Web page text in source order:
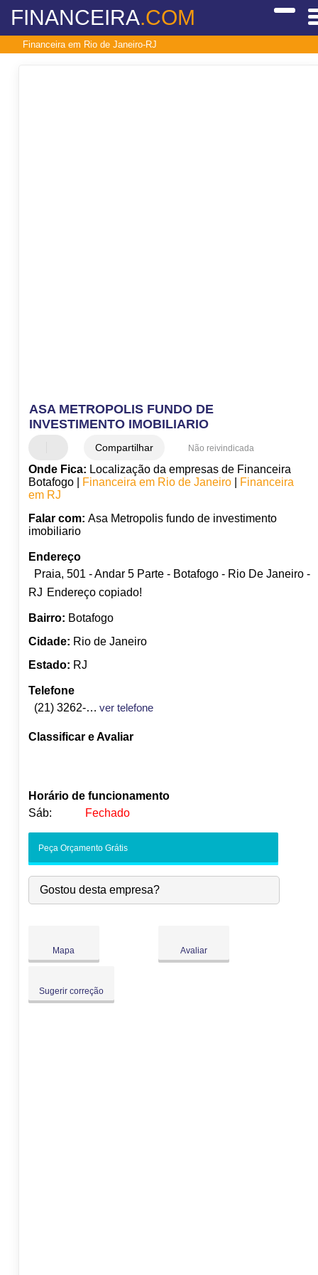
FINANCEIRA.COM
Financeira em Rio de Janeiro-RJ
ASA METROPOLIS FUNDO DE
INVESTIMENTO IMOBILIARIO
Compartilhar Não reivindicada
Onde Fica: Localização da empresas de Financeira
Botafogo |
Financeira em Rio de Janeiro|
Financeira
em RJ
Falar com: Asa Metropolis fundo de investimento
imobiliario
Endereço
Praia, 501 - Andar 5 Parte - Botafogo - Rio De Janeiro -
RJ Endereço copiado!
Bairro: Botafogo
Cidade: Rio de Janeiro
Estado: RJ
Telefone
(21) 3262-9600
ver telefone
Classificar e Avaliar
Horário de funcionamento
Sáb:
Fechado
-
Qua:
09:00-18:00
Qui:
09:00-18:00
Peça Orçamento Grátis
Gostou desta empresa?
Mapa Avaliar
Sugerir correção